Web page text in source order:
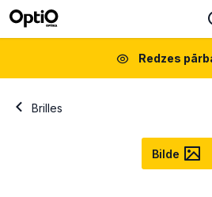
Redzes
Brilles
Bilde